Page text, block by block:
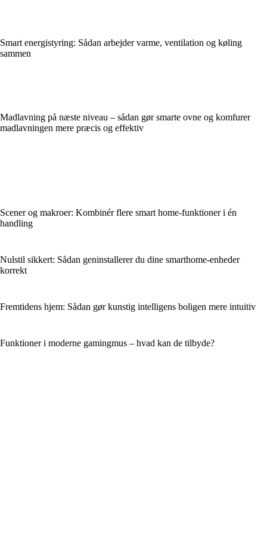
Smart energistyring: Sådan arbejder varme, ventilation og køling
sammen
Madlavning på næste niveau – sådan gør smarte ovne og komfurer
madlavningen mere præcis og effektiv
Scener og makroer: Kombinér flere smart home-funktioner i én
handling
Nulstil sikkert: Sådan geninstallerer du dine smarthome-enheder
korrekt
Fremtidens hjem: Sådan gør kunstig intelligens boligen mere intuitiv
Funktioner i moderne gamingmus – hvad kan de tilbyde?